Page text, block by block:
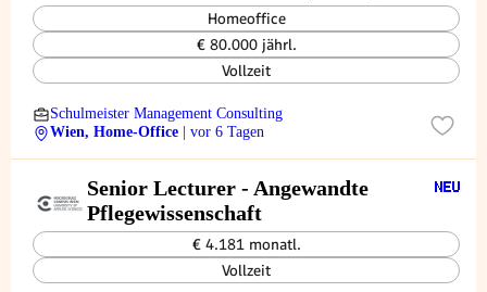
Homeoffice
€ 80.000 jährl.
Vollzeit
Schulmeister Management Consulting
Wien, Home-Office
| vor 6 Tagen
Senior Lecturer - Angewandte
Pflegewissenschaft
€ 4.181 monatl.
Vollzeit